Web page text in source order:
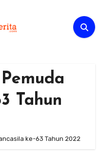
Tahun
ke-63 Tahun 2022